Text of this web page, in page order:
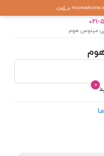
رد کردن
021-
مینوس هوم
0